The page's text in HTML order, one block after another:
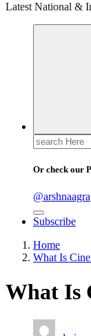
Latest National &
Search
for:
Or check our
@arshnaagra
Subscribe
Home
What Is
What Is